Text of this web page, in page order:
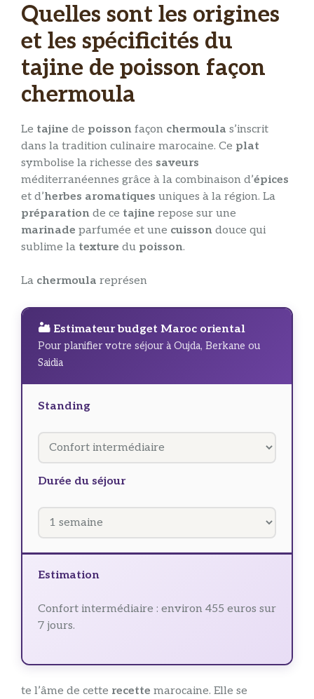
Quelles sont les origines
et les spécificités du
tajine de poisson façon
chermoula
Le tajine de poisson façon chermoula s’inscrit
dans la tradition culinaire marocaine. Ce plat
symbolise la richesse des saveurs
méditerranéennes grâce à la combinaison d’épices
et d’herbes aromatiques uniques à la région. La
préparation de ce tajine repose sur une
marinade parfumée et une cuisson douce qui
sublime la texture du poisson.
La chermoula représen
🏜️ Estimateur budget Maroc oriental
Pour planifier votre séjour à Oujda, Berkane ou
Saidia
Standing
Durée du séjour
Estimation
Confort intermédiaire : environ 455 euros sur
7 jours.
te l’âme de cette recette marocaine. Elle se